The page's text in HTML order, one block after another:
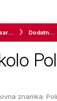
Kolesarstvo Dodatna kolesarska oprema
znamka: